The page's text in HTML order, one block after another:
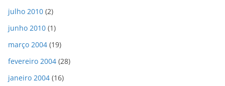
julho 2010 (2)
junho 2010 (1)
março 2004 (19)
fevereiro 2004 (28)
janeiro 2004 (16)